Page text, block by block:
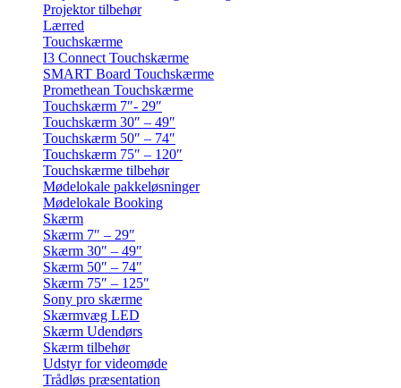
Projektor tilbehør
Lærred
Touchskærme
I3 Connect Touchskærme
SMART Board Touchskærme
Promethean Touchskærme
Touchskærm 7″- 29″
Touchskærm 30″ – 49″
Touchskærm 50″ – 74″
Touchskærm 75″ – 120″
Touchskærme tilbehør
Mødelokale pakkeløsninger
Mødelokale Booking
Skærm
Skærm 7″ – 29″
Skærm 30″ – 49″
Skærm 50″ – 74″
Skærm 75″ – 125″
Sony pro skærme
Skærmvæg LED
Skærm Udendørs
Skærm tilbehør
Udstyr for videomøde
Trådløs præsentation